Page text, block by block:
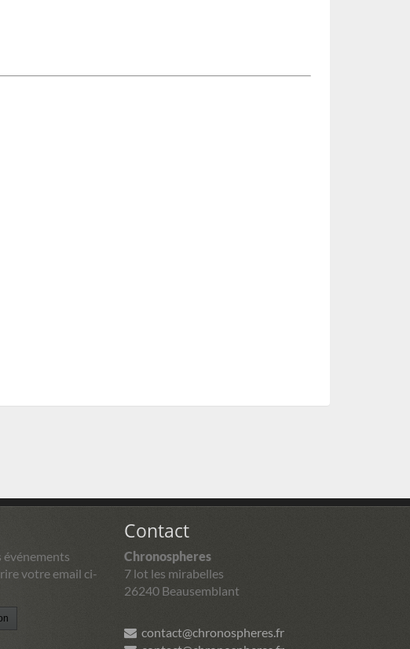
événements
votre email ci-
Contact
Chronospheres
7 lot les mirabelles
26240 Beausemblant
contact@chronospheres.fr